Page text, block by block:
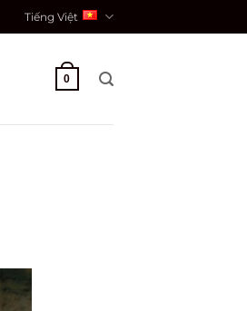
Tiếng Việt
0